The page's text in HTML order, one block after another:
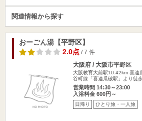
関連情報から探す
おーごん湯【平野区】
2.0点/ 7 件
大阪府 / 大阪市平野区
大阪教育大前駅10.42km 喜連
谷町線「喜連瓜破駅」より徒
営業時間 14:30～23:00
入浴料金 600円～
日帰り ひとり旅・一人旅